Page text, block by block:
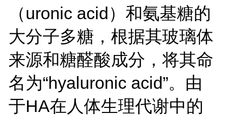
（uronic acid）和氨基糖的
大分子多糖，根据其玻璃体
来源和糖醛酸成分，将其命
名为“hyaluronic acid”。由
于HA在人体生理代谢中的